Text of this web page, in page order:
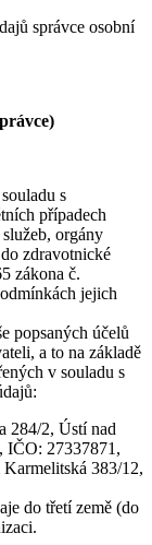
správce osobní
s
případech
orgány
zdravotnické
zákona č.
jejich
popsaných účelů
a to na základě
v souladu s
284/2, Ústí nad
IČO: 27337871,
383/12,
do třetí země (do